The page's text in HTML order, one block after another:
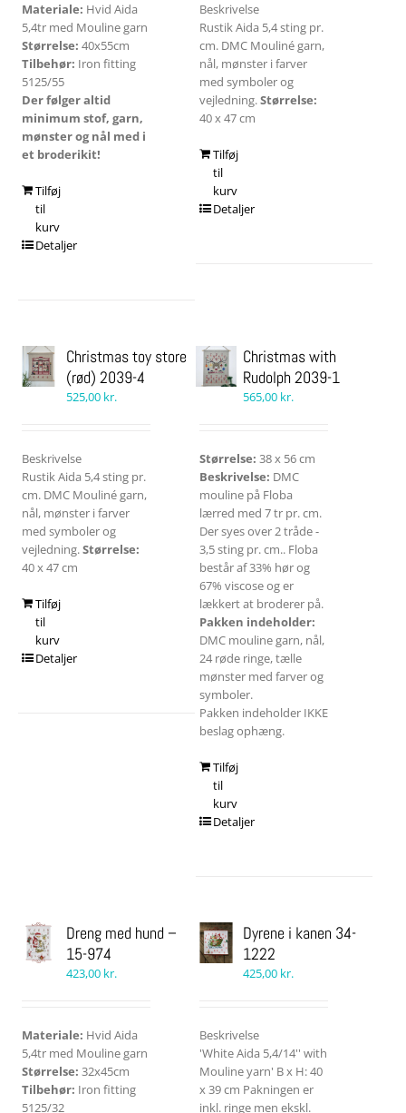
Materiale: Hvid Aida
5,4tr med Mouline garn
Størrelse: 40x55cm
Tilbehør: Iron fitting
5125/55
Der følger altid
minimum stof, garn,
mønster og nål med i
et broderikit!
Tilføj
til
kurv
Detaljer
Beskrivelse
Rustik Aida 5,4 sting pr.
cm. DMC Mouliné garn,
nål, mønster i farver
med symboler og
vejledning.Størrelse:
40 x 47 cm
Tilføj
til
kurv
Detaljer
Christmas toy store
(rød) 2039-4
525,00 kr.
Beskrivelse
Rustik Aida 5,4 sting pr.
cm. DMC Mouliné garn,
nål, mønster i farver
med symboler og
vejledning.Størrelse:
40 x 47 cm
Tilføj
til
kurv
Detaljer
Christmas with
Rudolph 2039-1
565,00 kr.
Størrelse: 38 x 56 cm
Beskrivelse: DMC
mouline på Floba
lærred med 7 tr pr. cm.
Der syes over 2 tråde -
3,5 sting pr. cm.. Floba
består af 33% hør og
67% viscose og er
lækkert at broderer på.
Pakken indeholder:
DMC mouline garn, nål,
24 røde ringe, tælle
mønster med farver og
symboler.
Pakken indeholder IKKE
beslag ophæng.
Tilføj
til
kurv
Detaljer
Dreng med hund –
15-974
423,00 kr.
Materiale: Hvid Aida
5,4tr med Mouline garn
Størrelse: 32x45cm
Tilbehør: Iron fitting
5125/32
Dyrene i kanen 34-
1222
425,00 kr.
Beskrivelse
'White Aida 5,4/14'' with
Mouline yarn' B x H: 40
x 39 cm Pakningen er
inkl. ringe men ekskl.